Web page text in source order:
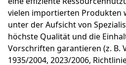
vielen importierten Produkten
unter der Aufsicht von
höchste Qualität und die
Vorschriften garantieren (z. B.
1935/2004, 2023/2006,